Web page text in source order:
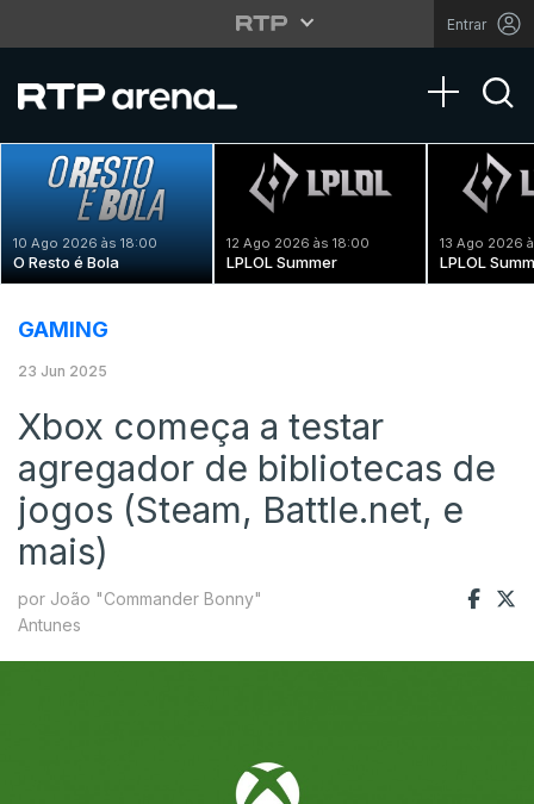
Entrar
Toggle
10 Ago 2026 às 18:00
O Resto é Bola
12 Ago 2026 às 18:00
LPLOL Summer
13 Ago 2026
LPLOL
GAMING
23 Jun 2025
Xbox começa a testar
agregador de bibliotecas de
jogos (Steam, Battle.net, e
mais)
por João "Commander Bonny"
Antunes